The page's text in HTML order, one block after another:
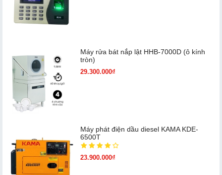
Máy rửa bát nắp lật HHB-7000D (ô kính
tròn)
29.300.000₫
Máy phát điện dầu diesel KAMA KDE-
6500T
23.900.000₫